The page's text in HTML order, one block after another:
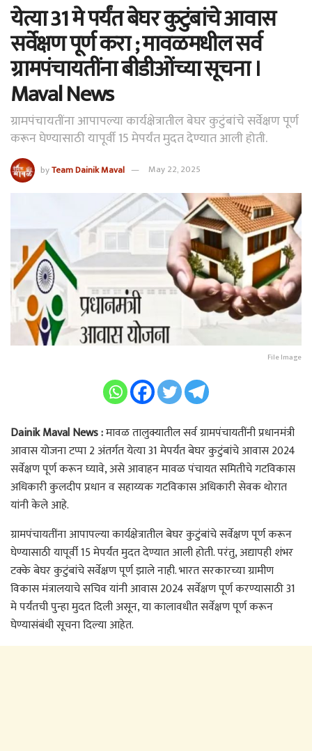
येत्या 31 मे पर्यंत बेघर कुटुंबांचे आवास
सर्वेक्षण पूर्ण करा ; मावळमधील सर्व
ग्रामपंचायतींना बीडीओंच्या सूचना ।
Maval News
ग्रामपंचायतींना आपापल्या कार्यक्षेत्रातील बेघर कुटुंबांचे सर्वेक्षण पूर्ण
करून घेण्यासाठी यापूर्वी 15 मेपर्यंत मुदत देण्यात आली होती.
byTeam Dainik Maval May 22, 2025
File Image
Dainik Maval News :मावळ तालुक्यातील सर्व ग्रामपंचायतींनी प्रधानमंत्री
आवास योजना टप्पा 2 अंतर्गत येत्या 31 मेपर्यंत बेघर कुटुंबांचे आवास 2024
सर्वेक्षण पूर्ण करून घ्यावे, असे आवाहन मावळ पंचायत समितीचे गटविकास
अधिकारी कुलदीप प्रधान व सहाय्यक गटविकास अधिकारी सेवक थोरात
यांनी केले आहे.
ग्रामपंचायतींना आपापल्या कार्यक्षेत्रातील बेघर कुटुंबांचे सर्वेक्षण पूर्ण करून
घेण्यासाठी यापूर्वी 15 मेपर्यंत मुदत देण्यात आली होती. परंतु, अद्यापही शंभर
टक्के बेघर कुटुंबांचे सर्वेक्षण पूर्ण झाले नाही. भारत सरकारच्या ग्रामीण
विकास मंत्रालयाचे सचिव यांनी आवास 2024 सर्वेक्षण पूर्ण करण्यासाठी 31
मे पर्यंतची पुन्हा मुदत दिली असून, या कालावधीत सर्वेक्षण पूर्ण करून
घेण्यासंबंधी सूचना दिल्या आहेत.